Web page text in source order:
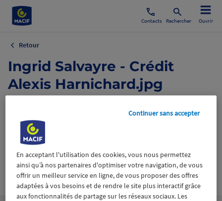
Contacts Rechercher Ouvrir
Retour
Ingrid Salvayre - Crédit
Alexis Harnichard.jpg
Certifié avecWiztrust
trusted
sources
En acceptant l'utilisation des cookies, vous nous permettez
ainsi qu’à nos partenaires d'optimiser votre navigation, de vous
offrir un meilleur service en ligne, de vous proposer des offres
adaptées à vos besoins et de rendre le site plus interactif grâce
aux fonctionnalités de partage sur les réseaux sociaux. Les
Continuer sans accepter